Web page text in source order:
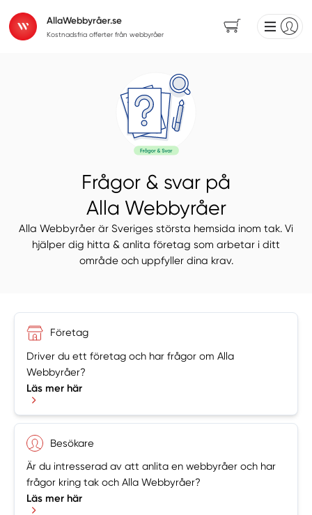
AllaWebbyråer.se
Kostnadsfria offerter från webbyråer
Frågor & svar på
Alla Webbyråer
Alla Webbyråer är Sveriges största hemsida inom tak. Vi
hjälper dig hitta & anlita företag som arbetar i ditt
område och uppfyller dina krav.
Företag
Driver du ett företag och har frågor om Alla
Webbyråer?
Läs mer här
Besökare
Är du intresserad av att anlita en webbyråer och har
frågor kring tak och Alla Webbyråer?
Läs mer här